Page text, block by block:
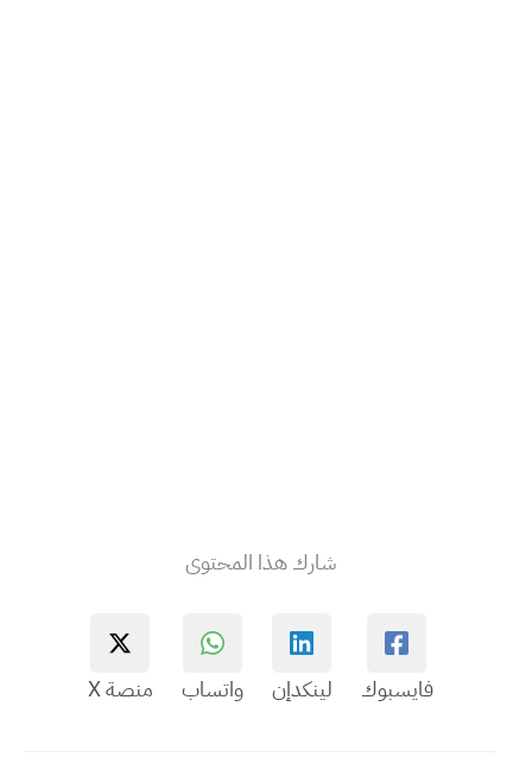
شارك هذا المحتوى
فايسبوك لينكدإن واتساب منصة X